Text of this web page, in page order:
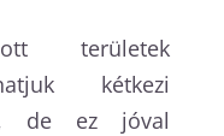
területek
kétkezi
de ez jóval